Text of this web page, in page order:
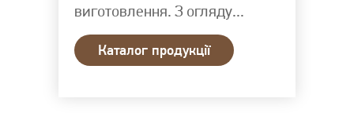
виготовлення. З огляду...
Каталог продукції